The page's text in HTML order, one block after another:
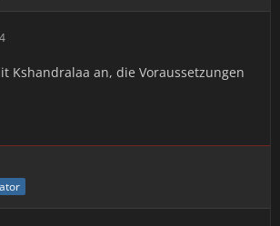
Kshandralaa an, die Voraussetzungen